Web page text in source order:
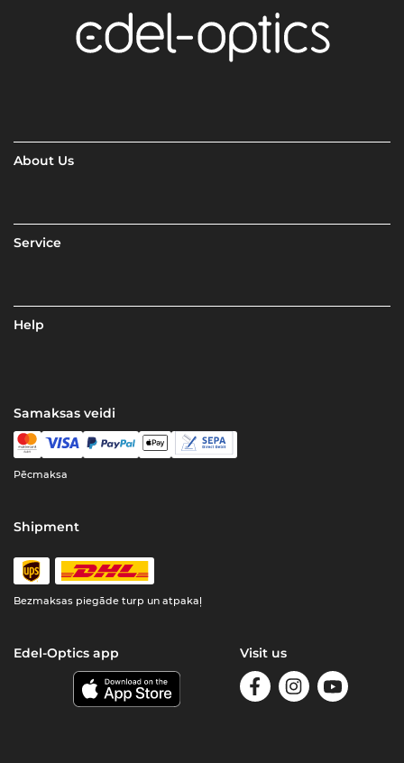
About Us
Service
Help
Samaksas veidi
Pēcmaksa
Shipment
Bezmaksas piegāde turp un atpakaļ
Edel-Optics app Visit us